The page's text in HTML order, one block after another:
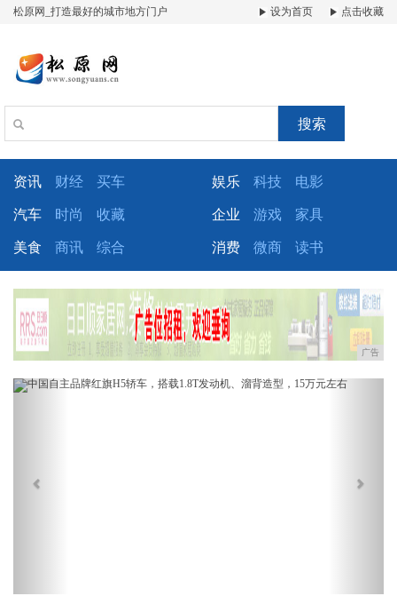
松原网_打造最好的城市地方门户 设为首页 点击收藏
搜索
资讯 财经 买车 娱乐 科技 电影
汽车 时尚 收藏 企业 游戏 家具
美食 商讯 综合 消费 微商 读书
广告
Previous